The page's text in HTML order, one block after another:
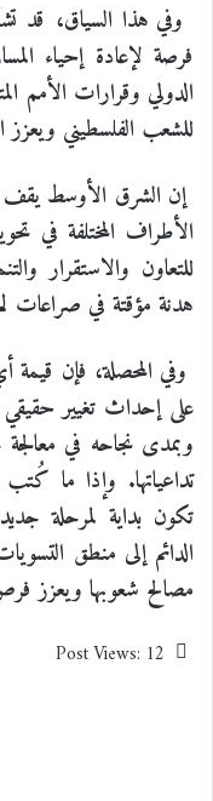
وفي هذا السياق، قد
فرصة لإعادة إحياء
الدولي وقرارات الأمم
للشعب الفلسطيني ويعزز
إن الشرق الأوسط يقف
الأطراف المختلفة في
للتعاون والاستقرار
هدنة مؤقتة في صراعات لم
وفي المحصلة، فإن قيمة
على إحداث تغيير حقيقي
وبمدى نجاحه في
تداعياتها. وإذا ما كُتب
تكون بداية لمرحلة
الدائم إلى منطق
مصالح شعوبها ويعزز
Post Views: 12